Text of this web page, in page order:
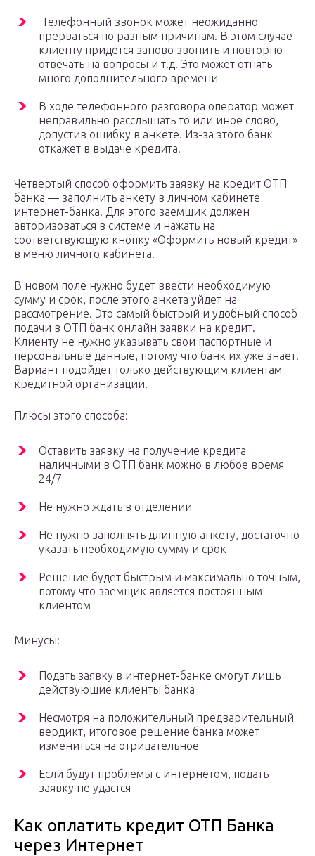
Телефонный звонок может неожиданно
прерваться по разным причинам. В этом случае
клиенту придется заново звонить и повторно
отвечать на вопросы и т.д. Это может отнять
много дополнительного времени
В ходе телефонного разговора оператор может
неправильно расслышать то или иное слово,
допустив ошибку в анкете. Из-за этого банк
откажет в выдаче кредита.
Четвертый способ оформить заявку на кредит ОТП
банка — заполнить анкету в личном кабинете
интернет-банка. Для этого заемщик должен
авторизоваться в системе и нажать на
соответствующую кнопку «Оформить новый кредит»
в меню личного кабинета.
В новом поле нужно будет ввести необходимую
сумму и срок, после этого анкета уйдет на
рассмотрение. Это самый быстрый и удобный способ
подачи в ОТП банк онлайн заявки на кредит.
Клиенту не нужно указывать свои паспортные и
персональные данные, потому что банк их уже знает.
Вариант подойдет только действующим клиентам
кредитной организации.
Плюсы этого способа:
Оставить заявку на получение кредита
наличными в ОТП банк можно в любое время
24/7
Не нужно ждать в отделении
Не нужно заполнять длинную анкету, достаточно
указать необходимую сумму и срок
Решение будет быстрым и максимально точным,
потому что заемщик является постоянным
клиентом
Минусы:
Подать заявку в интернет-банке смогут лишь
действующие клиенты банка
Несмотря на положительный предварительный
вердикт, итоговое решение банка может
измениться на отрицательное
Если будут проблемы с интернетом, подать
заявку не удастся
Как оплатить кредит ОТП Банка
через Интернет